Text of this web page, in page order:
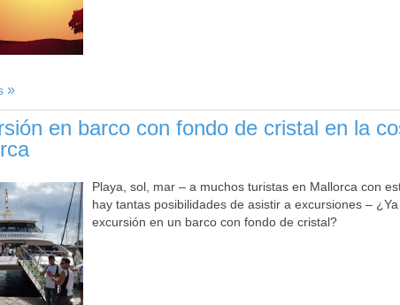
en barco con fondo de cristal en la
Playa, sol, mar – a muchos turistas en Mallorca con
hay tantas posibilidades de asistir a excursiones –
excursión en un barco con fondo de cristal?